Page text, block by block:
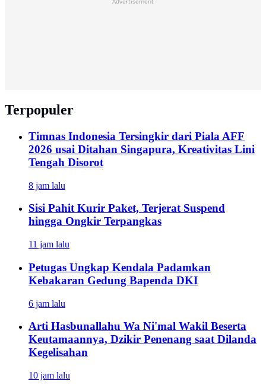
Terpopuler
Timnas Indonesia Tersingkir dari Piala AFF
2026 usai Ditahan Singapura, Kreativitas Lini
Tengah Disorot
8 jam lalu
Sisi Pahit Kurir Paket, Terjerat Suspend
hingga Ongkir Terpangkas
11 jam lalu
Petugas Ungkap Kendala Padamkan
Kebakaran Gedung Bapenda DKI
6 jam lalu
Arti Hasbunallahu Wa Ni'mal Wakil Beserta
Keutamaannya, Dzikir Penenang saat Dilanda
Kegelisahan
10 jam lalu